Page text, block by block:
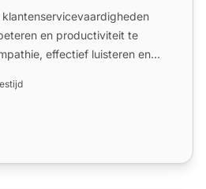
en productiviteit te
effectief luisteren en